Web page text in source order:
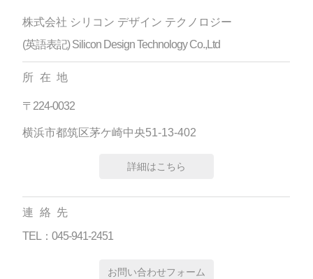
株式会社 シリコン デザイン テクノロジー
(英語表記) Silicon Design Technology Co.,Ltd
所在地
〒224-0032
横浜市都筑区茅ケ崎中央51-13-402
詳細はこちら
連絡先
TEL：045-941-2451
お問い合わせフォーム